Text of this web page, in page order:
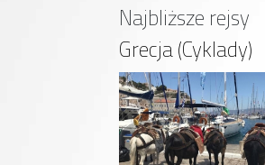
Najbliższe rejsy
Grecja (Cyklady)